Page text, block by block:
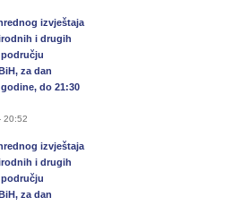
izvještaja
i drugih
području
za dan
godine, do 21:30
20:52
izvještaja
i drugih
području
za dan